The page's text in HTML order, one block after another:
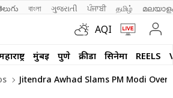
বাংলা ગુજરાતી ਪੰਜਾਬੀ தமிழ்
AQI
मुंबई पुणे क्रीडा सिनेमा REELS
Jitendra Awhad Slams PM Modi